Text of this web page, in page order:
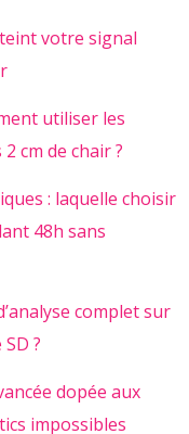
votre signal
utiliser les
cm de chair ?
: laquelle choisir
48h sans
complet sur
?
dopée aux
impossibles